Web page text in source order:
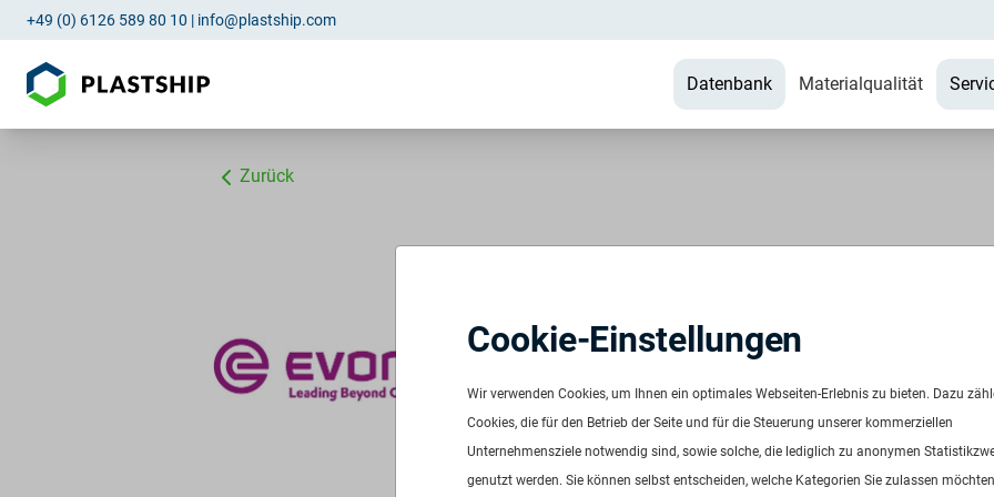
+49 (0) 6126 589 80 10 | info@plastship.com
Datenbank Materialqualität
Zurück
Specialty Additives
Evonik stellt als Spezialchemieunternehmen Produkte und
Lösungen für verschiedenste, ressourceneffiziente und
Anwendungen bereit. Bei der Herstellung von Kunststoffen
unsere Additive die Ressourceneffizienz und die
Cookie-Einstellungen
Wir verwenden Cookies, um Ihnen ein optimales Webseiten-Erlebnis zu bieten. Dazu
Cookies, die für den Betrieb der Seite und für die Steuerung unserer kommerziellen
Unternehmensziele notwendig sind, sowie solche, die lediglich zu anonymen
genutzt werden. Sie können selbst entscheiden, welche Kategorien Sie zulassen